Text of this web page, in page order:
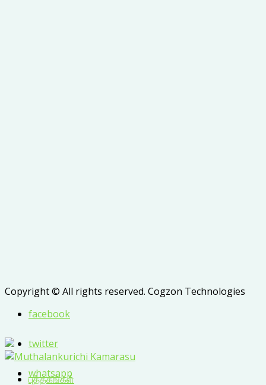
Copyright © All rights reserved. Cogzon Technologies
facebook
twitter
whatsapp
புத்தகங்கள்